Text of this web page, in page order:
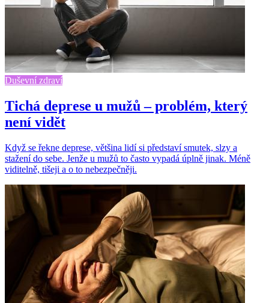
Duševní zdraví
Tichá deprese u mužů – problém, který
není vidět
Když se řekne deprese, většina lidí si představí smutek, slzy a
stažení do sebe. Jenže u mužů to často vypadá úplně jinak. Méně
viditelně, tišeji a o to nebezpečněji.